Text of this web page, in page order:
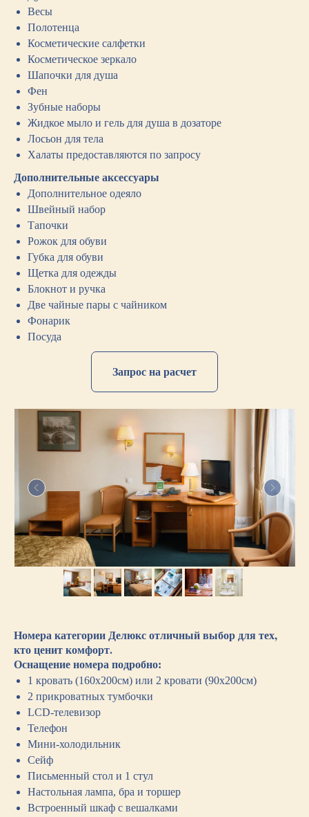
Весы
Полотенца
Косметические салфетки
Косметическое зеркало
Шапочки для душа
Фен
Зубные наборы
Жидкое мыло и гель для душа в дозаторе
Лосьон для тела
Халаты предоставляются по запросу
Дополнительные аксессуары
Дополнительное одеяло
Швейный набор
Тапочки
Рожок для обуви
Губка для обуви
Щетка для одежды
Блокнот и ручка
Две чайные пары с чайником
Фонарик
Посуда
Запрос на расчет
Номера категории Делюкс отличный выбор для тех,
кто ценит комфорт.
Оснащение номера подробно:
1 кровать (160х200см) или 2 кровати (90х200см)
2 прикроватных тумбочки
LCD-телевизор
Телефон
Мини-холодильник
Сейф
Письменный стол и 1 стул
Настольная лампа, бра и торшер
Встроенный шкаф с вешалками